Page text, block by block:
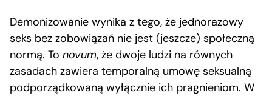
Demonizowanie wynika z tego, że jednorazowy
seks bez zobowiązań nie jest (jeszcze) społeczną
normą. To novum, że dwoje ludzi na równych
zasadach zawiera temporalną umowę seksualną
podporządkowaną wyłącznie ich pragnieniom. W